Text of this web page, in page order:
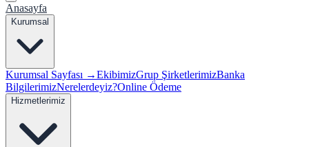
Anasayfa
Kurumsal
Kurumsal Sayfası →EkibimizGrup ŞirketlerimizBanka
BilgilerimizNerelerdeyiz?Online Ödeme
Hizmetlerimiz